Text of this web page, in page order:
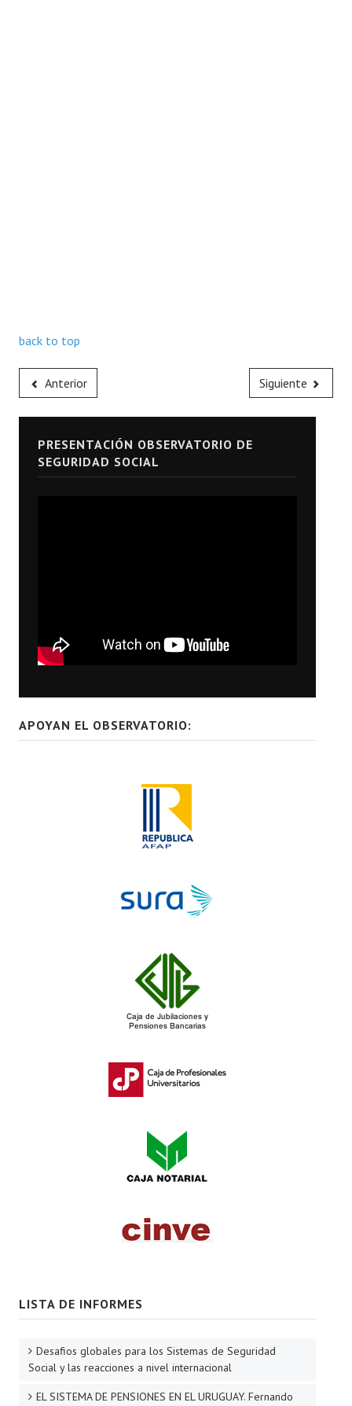
back to top
Anterior Siguiente
PRESENTACIÓN OBSERVATORIO DE
SEGURIDAD SOCIAL
APOYAN EL OBSERVATORIO:
LISTA DE INFORMES
Desafios globales para los Sistemas de Seguridad
Social y las reacciones a nivel internacional
EL SISTEMA DE PENSIONES EN EL URUGUAY. Fernando